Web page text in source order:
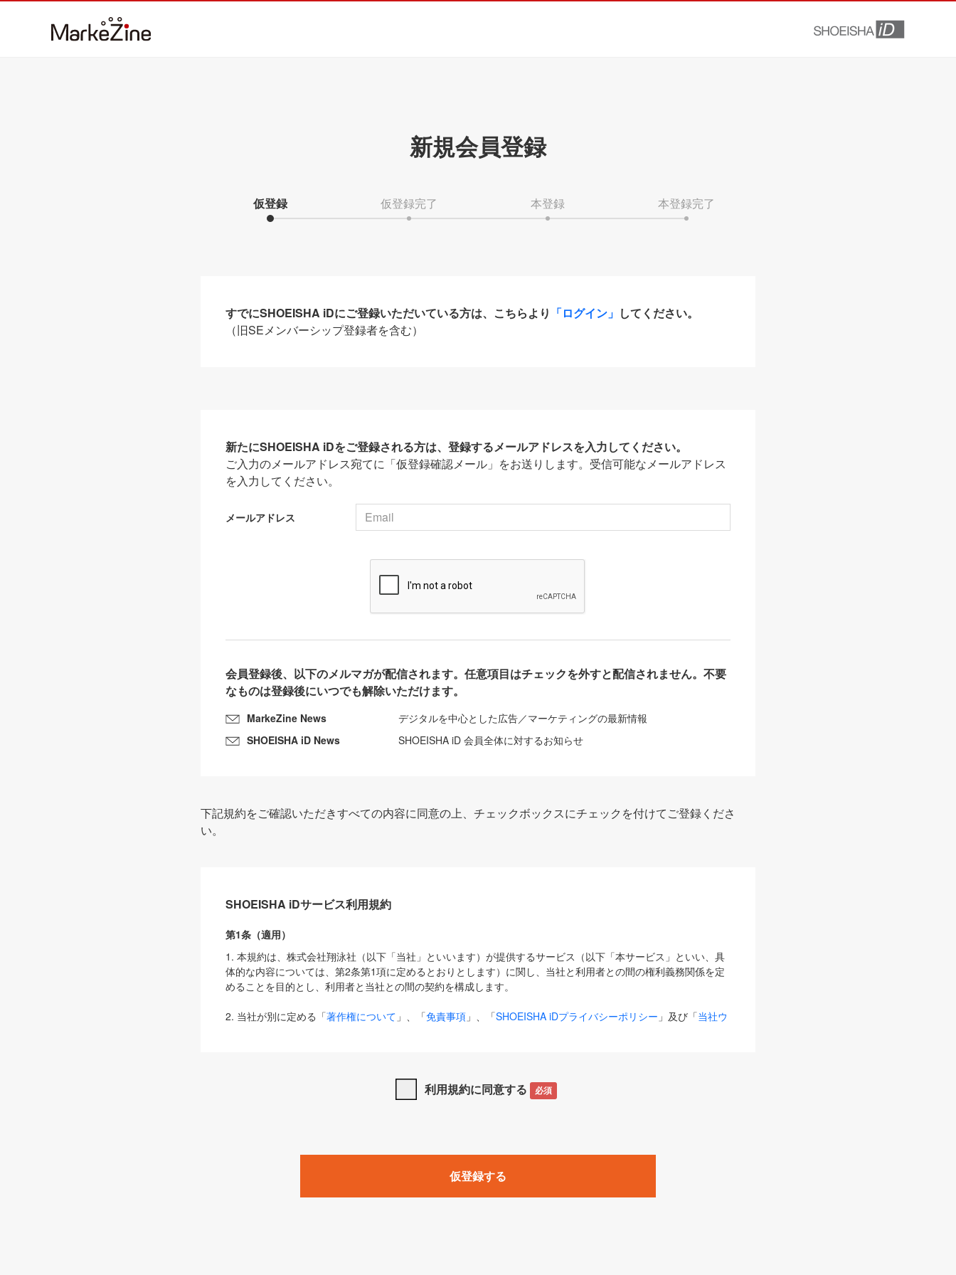
新規会員登録
仮登録 仮登録完了 本登録 本登録完了
すでにSHOEISHA iDにご登録いただいている方は、こちらより 「ログイン」 してください。
（旧SEメンバーシップ登録者を含む）
新たにSHOEISHA iDをご登録される方は、登録するメールアドレスを入力してください。
ご入力のメールアドレス宛てに「仮登録確認メール」をお送りします。受信可能なメールアドレス
を入力してください。
メールアドレス
会員登録後、以下のメルマガが配信されます。任意項目はチェックを外すと配信されません。不要
なものは登録後にいつでも解除いただけます。
MarkeZine News
デジタルを中心とした広告／マーケティングの最新情報
SHOEISHA iD News
SHOEISHA iD 会員全体に対するお知らせ
下記規約をご確認いただきすべての内容に同意の上、チェックボックスにチェックを付けてご登録くださ
い。
SHOEISHA iDサービス利用規約
第1条（適用）
1. 本規約は、株式会社翔泳社（以下「当社」といいます）が提供するサービス（以下「本サービス」といい、具
体的な内容については、第2条第1項に定めるとおりとします）に関し、当社と利用者との間の権利義務関係を定
めることを目的とし、利用者と当社との間の契約を構成します。
2. 当社が別に定める「著作権について 」、「免責事項 」、「SHOEISHA iDプライバシーポリシー 」及び「当社ウ
は、本規約の規定が優先して適用されるものとします。
1. 「本サービス」とは、当社が提供する以下のサービス（名称や内容が変更された場合、変更後のサービスを含
みます）及びこれらサービスに関連して当社が実施するイベントやキャンペーンをいいます。
「SEBook」「SEShop」「CodeZine」「MarkeZine」「EnterpriseZine」「ECzine」「Biz/Zine」「HRzine」
利用規約に同意する 必須
仮登録する